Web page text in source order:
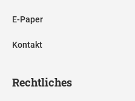
E-Paper
Kontakt
Rechtliches